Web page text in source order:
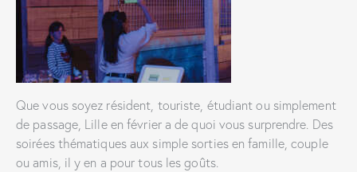
Que vous soyez résident, touriste, étudiant ou simplement
de passage, Lille en février a de quoi vous surprendre. Des
soirées thématiques aux simple sorties en famille, couple
ou amis, il y en a pour tous les goûts.